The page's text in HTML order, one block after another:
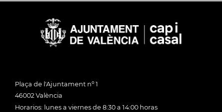
Plaça de l'Ajuntament nº 1
46002 València
Horarios: lunes a viernes de 8:30 a 14:00 horas